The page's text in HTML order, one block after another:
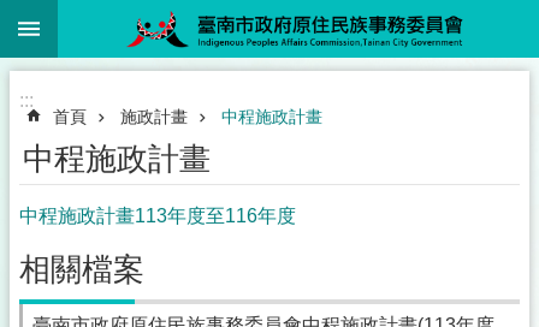
跳到主要內容區塊
:::
首頁 施政計畫 中程施政計畫
中程施政計畫
中程施政計畫113年度至116年度
相關檔案